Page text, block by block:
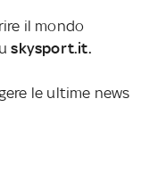
il mondo
skysport.it.
le ultime news